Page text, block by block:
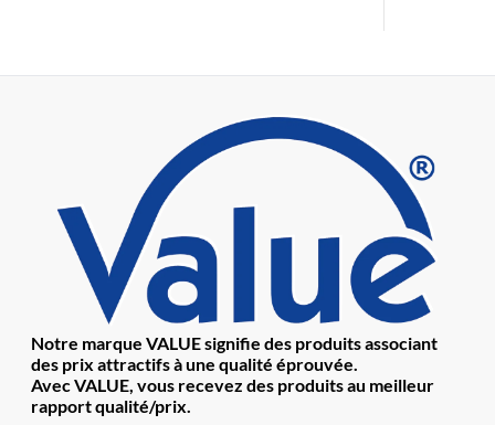
Notre marque VALUE signifie des produits associant
des prix attractifs à une qualité éprouvée.
Avec VALUE, vous recevez des produits au meilleur
rapport qualité/prix.